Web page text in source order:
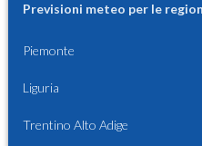
Previsioni meteo per le
Piemonte
Liguria
Trentino Alto Adige